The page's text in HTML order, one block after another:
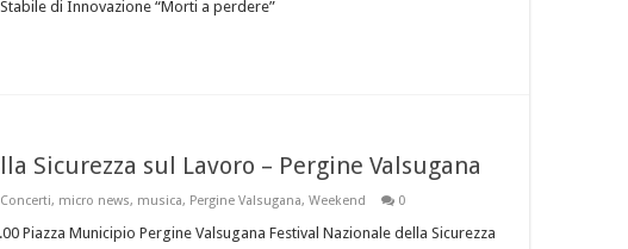
di Innovazione “Morti a perdere”
Sicurezza sul Lavoro – Pergine Valsugana
Concerti, micro news, musica, Pergine Valsugana, Weekend 0
Piazza Municipio Pergine Valsugana Festival Nazionale della Sicurezza